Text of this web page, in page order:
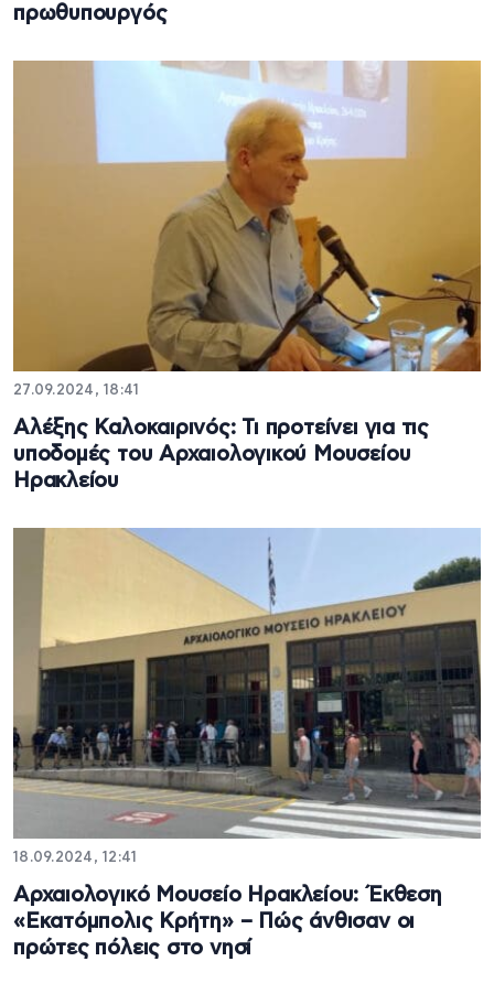
πρωθυπουργός
27.09.2024, 18:41
Αλέξης Καλοκαιρινός: Τι προτείνει για τις
υποδομές του Αρχαιολογικού Μουσείου
Ηρακλείου
18.09.2024, 12:41
Αρχαιολογικό Μουσείο Ηρακλείου: Έκθεση
«Εκατόμπολις Κρήτη» – Πώς άνθισαν οι
πρώτες πόλεις στο νησί